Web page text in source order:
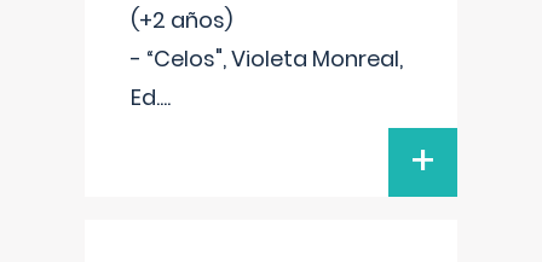
(+2 años)
- “Celos", Violeta Monreal,
Ed....
+